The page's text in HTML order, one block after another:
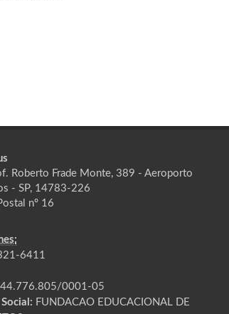
Roberto Frade Monte, 389 - Aeroporto
- SP, 14783-226
nº 16
6411
44.776.805/0001-05
Social: FUNDACAO EDUCACIONAL DE